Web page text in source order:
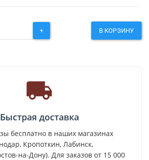
+ В КОРЗИНУ
Быстрая доставка
бесплатно в наших магазинах
Кропоткин, Лабинск,
на-Дону). Для заказов от 15 000